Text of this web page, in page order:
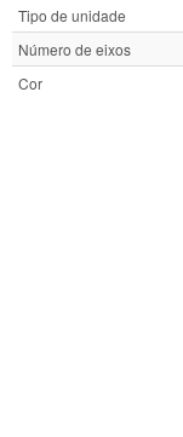
Tipo de unidade
Número de eixos
Cor